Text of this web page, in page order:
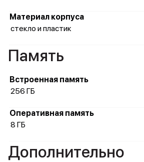
Материал корпуса
стекло и пластик
Память
Встроенная память
256 ГБ
Оперативная память
8 ГБ
Дополнительно